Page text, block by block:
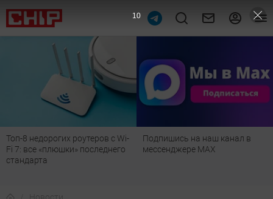
Топ-8 недорогих роутеров с Wi-
Fi 7: все «плюшки» последнего
стандарта
Подпишись на наш канал в
мессенджере МАХ
10